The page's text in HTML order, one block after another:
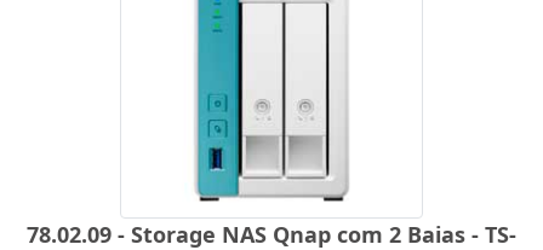
78.02.09 - Storage NAS Qnap com 2 Baias - TS-